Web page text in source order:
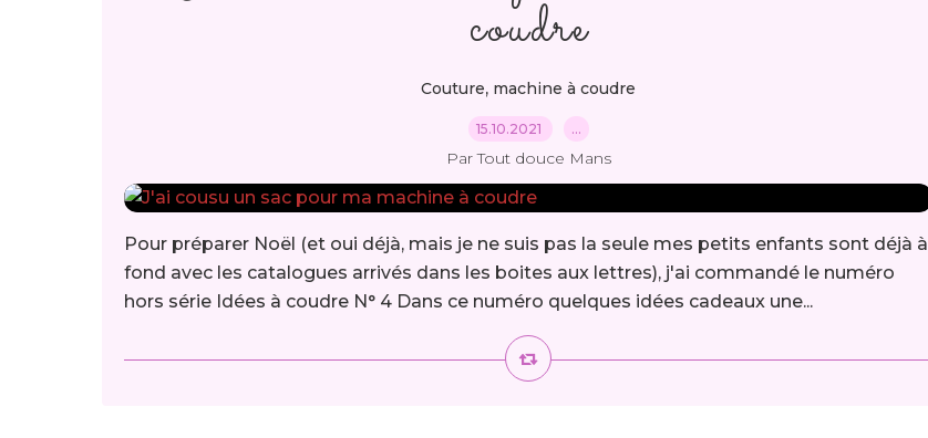
coudre
Couture, machine à coudre
15.10.2021 …
Par Tout douce Mans
Pour préparer Noël (et oui déjà, mais je ne suis pas la seule mes petits enfants sont déjà à
fond avec les catalogues arrivés dans les boites aux lettres), j'ai commandé le numéro
hors série Idées à coudre N° 4 Dans ce numéro quelques idées cadeaux une...